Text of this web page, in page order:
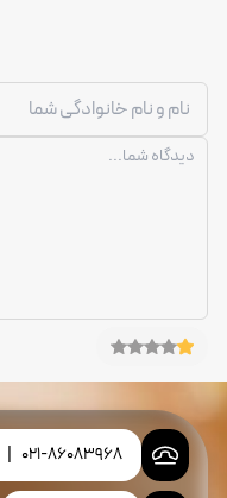
021-86083968